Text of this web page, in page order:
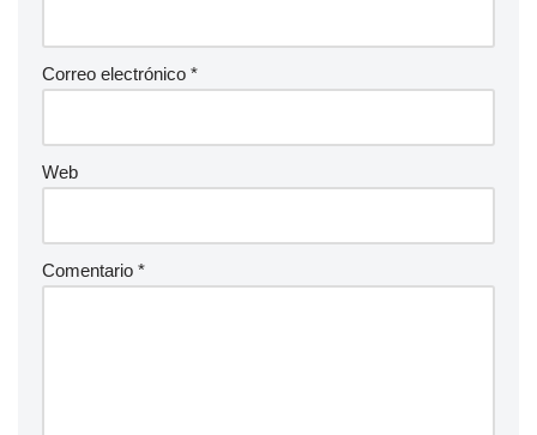
Correo electrónico *
Web
Comentario *